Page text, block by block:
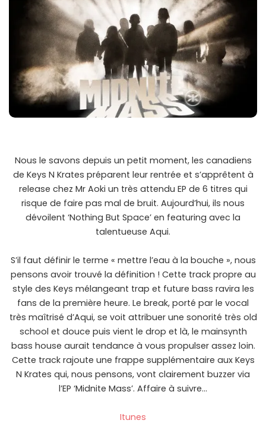
Nous le savons depuis un petit moment, les canadiens
de Keys N Krates préparent leur rentrée et s’apprêtent à
release chez Mr Aoki un très attendu EP de 6 titres qui
risque de faire pas mal de bruit. Aujourd’hui, ils nous
dévoilent ‘Nothing But Space’ en featuring avec la
talentueuse Aqui.
S’il faut définir le terme « mettre l’eau à la bouche », nous
pensons avoir trouvé la définition ! Cette track propre au
style des Keys mélangeant trap et future bass ravira les
fans de la première heure. Le break, porté par le vocal
très maîtrisé d’Aqui, se voit attribuer une sonorité très old
school et douce puis vient le drop et là, le mainsynth
bass house aurait tendance à vous propulser assez loin.
Cette track rajoute une frappe supplémentaire aux Keys
N Krates qui, nous pensons, vont clairement buzzer via
l’EP ‘Midnite Mass’. Affaire à suivre…
Itunes